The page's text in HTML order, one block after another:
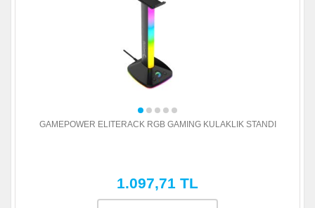
GAMEPOWER ELITERACK RGB GAMING KULAKLIK STANDI
1.097,71 TL